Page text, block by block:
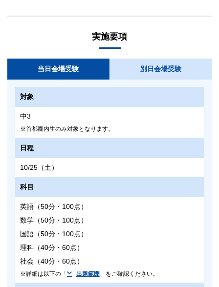
実施要項
当日会場受験 別日会場受験
対象
中3
首都圏内生のみ対象となります。
日程
10/25（土）
科目
英語（50分・100点）
数学（50分・100点）
国語（50分・100点）
理科（40分・60点）
社会（40分・60点）
詳細は以下の「 出題範囲 」をご確認ください。